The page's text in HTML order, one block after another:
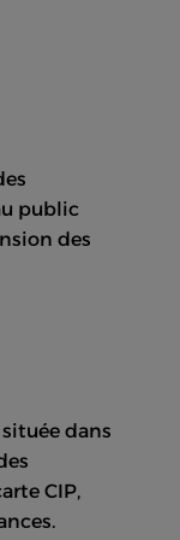
public
des
dans
CIP,